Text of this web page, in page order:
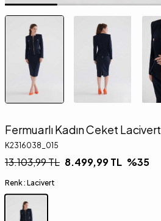
Fermuarlı Kadın Ceket Lacivert
K2316038_015
13.103,99TL 8.499,99TL %35
Renk : Lacivert